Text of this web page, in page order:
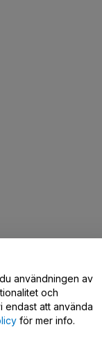
användningen av
och
endast att använda
för mer info.